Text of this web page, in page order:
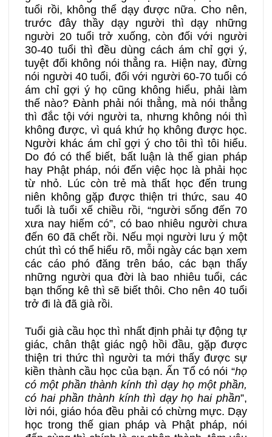
tuổi rồi, không thể dạy được nữa. Cho nên,
trước đây thầy dạy người thì dạy những
người 20 tuổi trở xuống, còn đối với người
30-40 tuổi thì đều dùng cách ám chỉ gợi ý,
tuyệt đối không nói thẳng ra. Hiện nay, đừng
nói người 40 tuổi, đối với người 60-70 tuổi có
ám chỉ gợi ý họ cũng không hiểu, phải làm
thế nào? Đành phải nói thẳng, mà nói thẳng
thì đắc tội với người ta, nhưng không nói thì
không được, vì quá khứ họ không được học.
Người khác ám chỉ gợi ý cho tôi thì tôi hiểu.
Do đó có thể biết, bất luận là thế gian pháp
hay Phật pháp, nói đến việc học là phải học
từ nhỏ. Lúc còn trẻ mà thất học đến trung
niên không gặp được thiện tri thức, sau 40
tuổi là tuổi xế chiều rồi, “người sống đến 70
xưa nay hiếm có”, có bao nhiêu người chưa
đến 60 đã chết rồi. Nếu mọi người lưu ý một
chút thì có thể hiểu rõ, mỗi ngày các bạn xem
các cáo phó đăng trên báo, các bạn thấy
những người qua đời là bao nhiêu tuổi, các
bạn thống kê thì sẽ biết thôi. Cho nên 40 tuổi
trở đi là đã già rồi.
Tuổi già cầu học thì nhất định phải tự động tự
giác, chân thật giác ngộ hồi đầu, gặp được
thiện tri thức thì người ta mới thấy được sự
kiền thành cầu học của bạn. Ấn Tổ có nói “họ
có một phần thành kính thì dạy họ một phần,
có hai phần thành kính thì dạy họ hai phần”,
lời nói, giáo hóa đều phải có chừng mực. Dạy
học trong thế gian pháp và Phật pháp, nói